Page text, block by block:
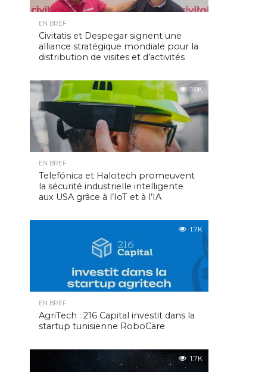
EN BREF
Civitatis et Despegar signent une
alliance stratégique mondiale pour la
distribution de visites et d’activités
1.8K
EN BREF
Telefónica et Halotech promeuvent
la sécurité industrielle intelligente
aux USA grâce à l’IoT et à l’IA
1.7K
EN BREF
AgriTech : 216 Capital investit dans la
startup tunisienne RoboCare
1.7K